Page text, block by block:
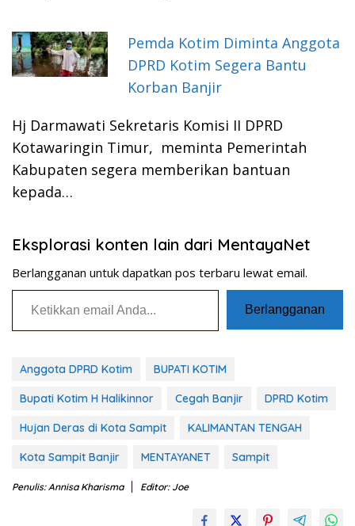
Pemda Kotim Diminta Anggota
DPRD Kotim Segera Bantu
Korban Banjir
Hj Darmawati Sekretaris Komisi II DPRD
Kotawaringin Timur, meminta Pemerintah
Kabupaten segera memberikan bantuan
kepada…
Eksplorasi konten lain dari MentayaNet
Berlangganan untuk dapatkan pos terbaru lewat email.
Ketikkan email Anda...
Berlangganan
Anggota DPRD Kotim BUPATI KOTIM
Bupati Kotim H Halikinnor Cegah Banjir DPRD Kotim
Hujan Deras di Kota Sampit KALIMANTAN TENGAH
Kota Sampit Banjir MENTAYANET Sampit
Penulis: Annisa Kharisma Editor: Joe